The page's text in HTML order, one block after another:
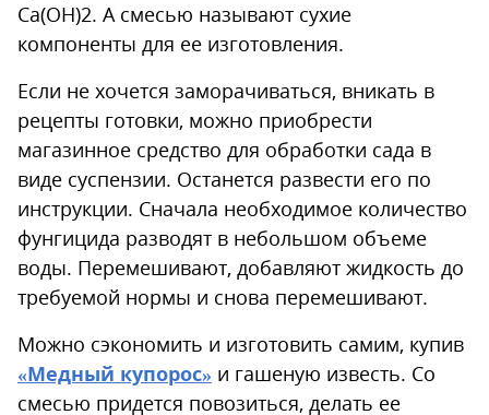
Ca(OH)2. А смесью называют сухие
компоненты для ее изготовления.
Если не хочется заморачиваться, вникать в
рецепты готовки, можно приобрести
магазинное средство для обработки сада в
виде суспензии. Останется развести его по
инструкции. Сначала необходимое количество
фунгицида разводят в небольшом объеме
воды. Перемешивают, добавляют жидкость до
требуемой нормы и снова перемешивают.
Можно сэкономить и изготовить самим, купив
«Медный купорос» и гашеную известь. Со
смесью придется повозиться, делать ее